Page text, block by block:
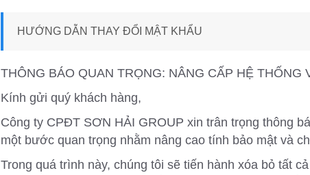
HƯỚNG DẪN THAY ĐỔI MẬT KHẨU
THÔNG BÁO QUAN TRỌNG: NÂNG CẤP HỆ THỐNG
Kính gửi quý khách hàng,
Công ty CPĐT SƠN HẢI GROUP xin trân trọng thông
một bước quan trọng nhằm nâng cao tính bảo mật và
Trong quá trình này, chúng tôi sẽ tiến hành xóa bỏ tất